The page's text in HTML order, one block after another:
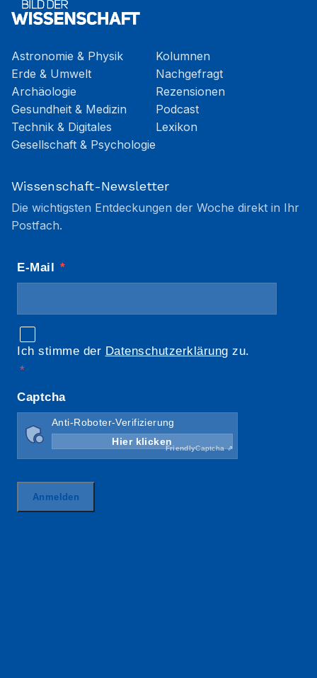
Astronomie & Physik
Erde & Umwelt
Archäologie
Gesundheit & Medizin
Technik & Digitales
Gesellschaft & Psychologie
Kolumnen
Nachgefragt
Rezensionen
Podcast
Lexikon
Wissenschaft-Newsletter
Die wichtigsten Entdeckungen der Woche direkt in Ihr
Postfach.